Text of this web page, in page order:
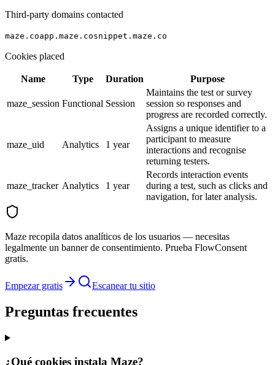
Third-party domains contacted
maze.coapp.maze.cosnippet.maze.co
Cookies placed
Name Type Duration Purpose
maze_session Functional Session
Maintains the test or survey
session so responses and
progress are recorded correctly.
maze_uid Analytics 1 year
Assigns a unique identifier to a
participant to measure
interactions and recognise
returning testers.
maze_tracker Analytics 1 year
Records interaction events
during a test, such as clicks and
navigation, for later analysis.
Maze recopila datos analíticos de los usuarios — necesitas
legalmente un banner de consentimiento. Prueba FlowConsent
gratis.
Empezar gratis Escanear tu sitio
Preguntas frecuentes
¿Qué cookies instala Maze?